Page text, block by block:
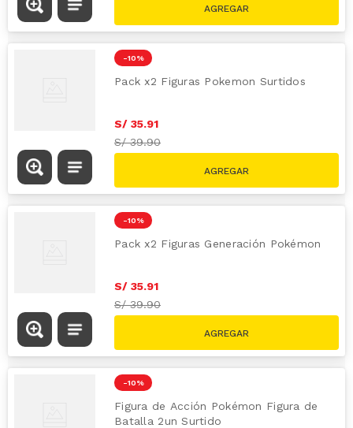
-10 %
Pack x2 Figuras Pokemon Surtidos
S/ 35.91
S/39.90
-10 %
Pack x2 Figuras Generación Pokémon
S/ 35.91
S/39.90
-10 %
Figura de Acción Pokémon Figura de
Batalla 2un Surtido